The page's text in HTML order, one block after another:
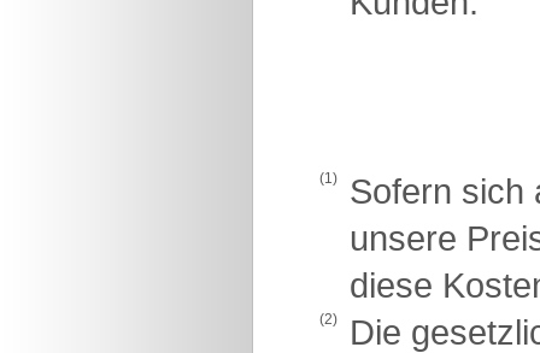
(1)
Sofern sich
unsere
diese
(2)
Die